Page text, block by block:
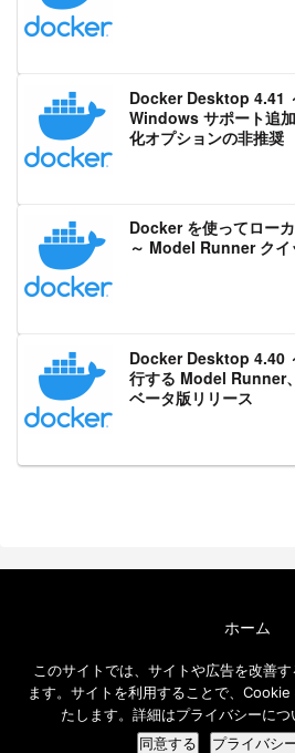
Docker Desktop 4.41
Windows サポート追
化オプションの非推奨
Docker を使ってロー
～ Model Runner クイ
Docker Desktop 4.40
行する Model
ベータ版リリース
ホーム
免責事項
メールニュー
© 2016-2026 エクセルソ
このサイトでは、サイトや広告を改善
ます。サイトを利用することで、
たします。詳細はプライバシーにつ
同意する プライバシ